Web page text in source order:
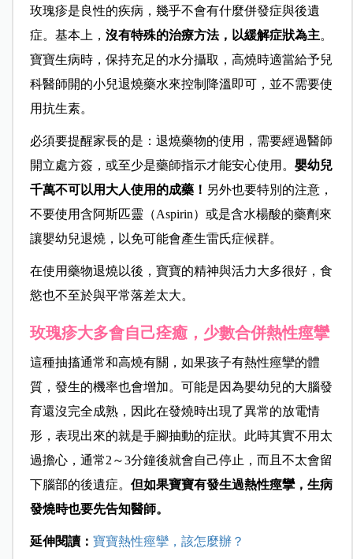
玫瑰疹是良性的疾病，幾乎不會有什麼併發症與後遺
症。基本上， 沒有特殊的治療方法，以緩解症狀為主。
寶寶生病時，保持充足的水分攝取，高燒時適當給予兒
科醫師開的小兒退燒藥水來控制降溫即可，並不需要使
用抗生素。
必須要提醒家長的是：退燒藥物的使用，需要經過醫師
開立處方簽，或至少是藥師指示才能安心使用。 嬰幼兒
千萬不可以用大人使用的成藥！ 另外也要特別的注意，
不要使用含阿斯匹靈（Aspirin）或是含水楊酸的藥劑來
讓嬰幼兒退燒，以免可能會產生雷氏症候群。
在使用藥物退燒以後，寶寶的精神與活力大多很好，食
慾也不至於與平常落差太大。
玫瑰疹大多會自己痊癒，少數合併熱性痙攣
這種抽搐通常和高燒有關，如果孩子有熱性痙攣的體
質，發生的機率也會增加。可能是因為嬰幼兒的大腦發
育還沒完全成熟，因此在發燒時出現了異常的放電情
形，表現出來的就是手腳抽動的症狀。此時其實不用太
過擔心，通常2～3分鐘後就會自己停止，而且不太會留
下腦部的後遺症。 但如果寶寶有發生過熱性痙攣，生病
發燒時也要先告知醫師。
延伸閱讀： 寶寶熱性痙攣，該怎麼辦？